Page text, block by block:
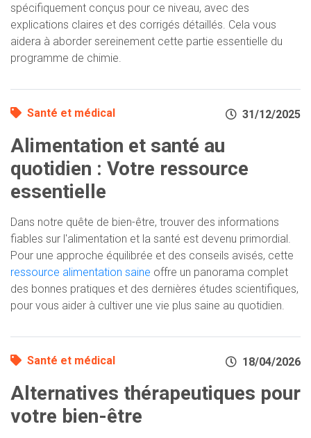
spécifiquement conçus pour ce niveau, avec des
explications claires et des corrigés détaillés. Cela vous
aidera à aborder sereinement cette partie essentielle du
programme de chimie.
Santé et médical 31/12/2025
Alimentation et santé au
quotidien : Votre ressource
essentielle
Dans notre quête de bien-être, trouver des informations
fiables sur l'alimentation et la santé est devenu primordial.
Pour une approche équilibrée et des conseils avisés, cette
ressource alimentation saine offre un panorama complet
des bonnes pratiques et des dernières études scientifiques,
pour vous aider à cultiver une vie plus saine au quotidien.
Santé et médical 18/04/2026
Alternatives thérapeutiques pour
votre bien-être